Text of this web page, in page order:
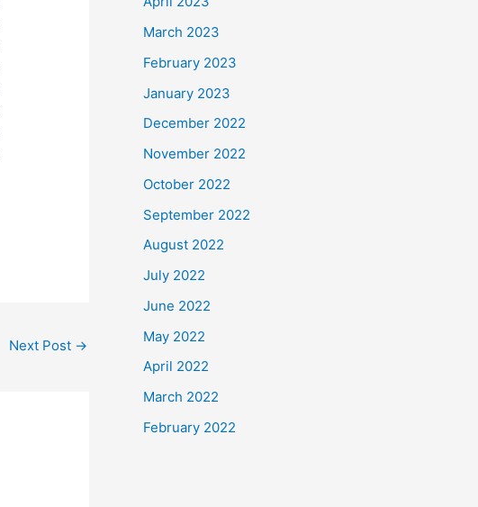
Next Post →
March 2023
February 2023
January 2023
December 2022
November 2022
October 2022
September 2022
August 2022
July 2022
June 2022
May 2022
April 2022
March 2022
February 2022